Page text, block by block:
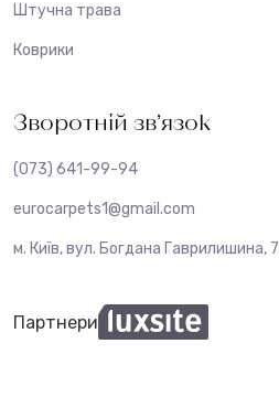
Штучна трава
Коврики
Зворотній зв’язок
(073) 641-99-94
eurocarpets1@gmail.com
м. Київ, вул. Богдана Гаврилишина, 7
Партнери